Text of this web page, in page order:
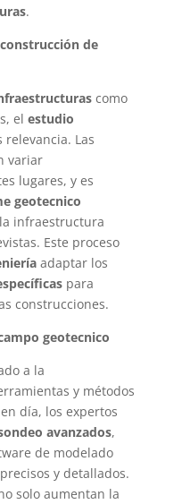
.
de
como
el estudio
Las
variar
lugares, y es
geotecnico
infraestructura
Este proceso
adaptar los
para
construcciones.
geotecnico
a la
y métodos
día, los expertos
avanzados,
de modelado
y detallados.
solo aumentan la